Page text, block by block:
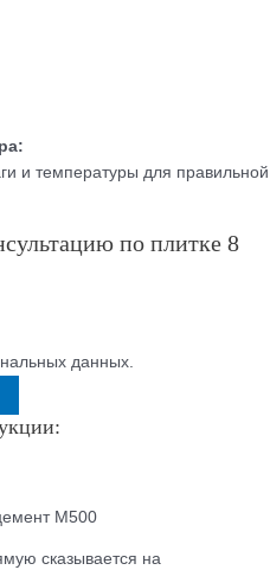
и температуры для правильной
по плитке 8
данных.
М500
сказывается на